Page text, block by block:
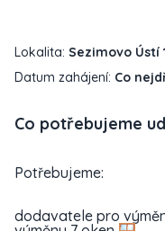
Lokalita: Sezimovo Ústí
Datum zahájení: Co
Co potřebujeme
Potřebujeme:
dodavatele pro